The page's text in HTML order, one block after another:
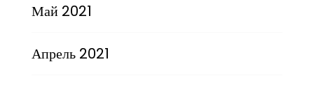
Май 2021
Апрель 2021